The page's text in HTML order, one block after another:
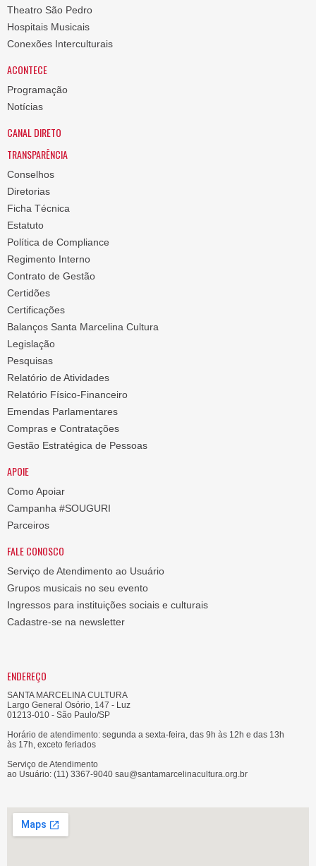
Theatro São Pedro
Hospitais Musicais
Conexões Interculturais
ACONTECE
Programação
Notícias
CANAL DIRETO
TRANSPARÊNCIA
Conselhos
Diretorias
Ficha Técnica
Estatuto
Política de Compliance
Regimento Interno
Contrato de Gestão
Certidões
Certificações
Balanços Santa Marcelina Cultura
Legislação
Pesquisas
Relatório de Atividades
Relatório Físico-Financeiro
Emendas Parlamentares
Compras e Contratações
Gestão Estratégica de Pessoas
APOIE
Como Apoiar
Campanha #SOUGURI
Parceiros
FALE CONOSCO
Serviço de Atendimento ao Usuário
Grupos musicais no seu evento
Ingressos para instituições sociais e culturais
Cadastre-se na newsletter
ENDEREÇO
SANTA MARCELINA CULTURA
Largo General Osório, 147 - Luz
01213-010 - São Paulo/SP
Horário de atendimento: segunda a sexta-feira, das 9h às 12h e das 13h
às 17h, exceto feriados
Serviço de Atendimento
ao Usuário: (11) 3367-9040 sau@santamarcelinacultura.org.br